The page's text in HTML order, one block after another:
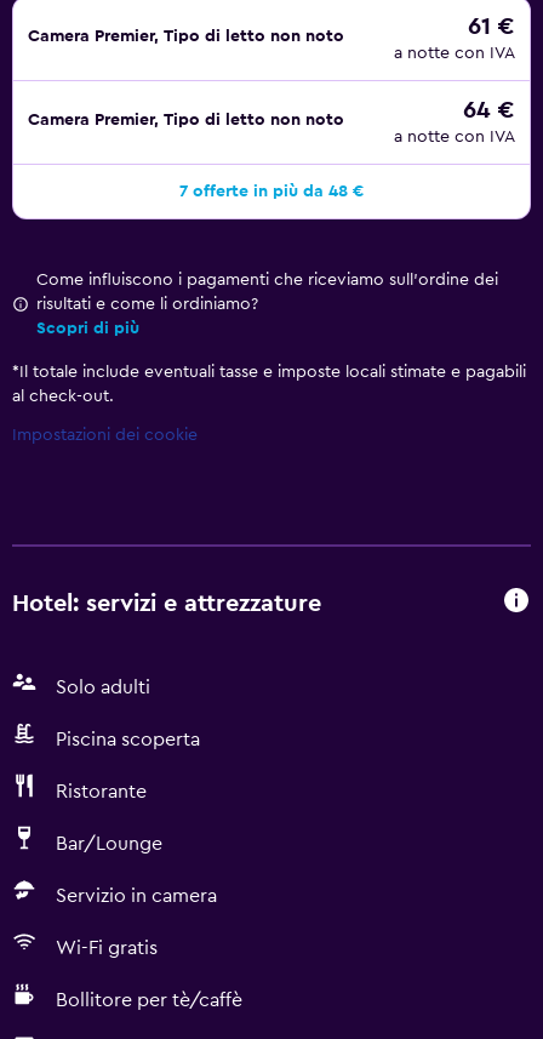
Camera Premier, Tipo di letto non noto 61 €
a notte con IVA
Camera Premier, Tipo di letto non noto 64 €
a notte con IVA
7 offerte in più da 48 €
Come influiscono i pagamenti che riceviamo sull'ordine dei
risultati e come li ordiniamo?
Scopri di più
* Il totale include eventuali tasse e imposte locali stimate e pagabili
al check-out.
Impostazioni dei cookie
Hotel: servizi e attrezzature
Solo adulti
Piscina scoperta
Ristorante
Bar/Lounge
Servizio in camera
Wi-Fi gratis
Bollitore per tè/caffè